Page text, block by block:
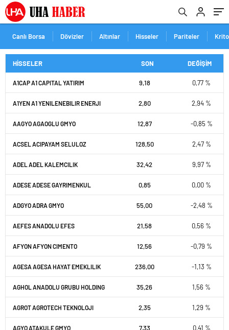
Canlı Borsa Dövizler Altınlar Hisseler Pariteler
HİSSELER SON DEĞİŞİM
A1CAP A1 CAPITAL YATIRIM 9,18 0,77 %
A1YEN A1 YENILENEBILIR ENERJI 2,80 2,94 %
AAGYO AGAOGLU GMYO 12,87 -0,85 %
ACSEL ACIPAYAM SELULOZ 128,50 2,47 %
ADEL ADEL KALEMCILIK 32,42 9,97 %
ADESE ADESE GAYRIMENKUL 0,85 0,00 %
ADGYO ADRA GMYO 55,00 -2,48 %
AEFES ANADOLU EFES 21,58 0,56 %
AFYON AFYON CIMENTO 12,56 -0,79 %
AGESA AGESA HAYAT EMEKLILIK 236,00 -1,13 %
AGHOL ANADOLU GRUBU HOLDING 35,26 1,56 %
AGROT AGROTECH TEKNOLOJI 2,35 1,29 %
AGYO ATAKULE GMYO 7,33 0,41 %